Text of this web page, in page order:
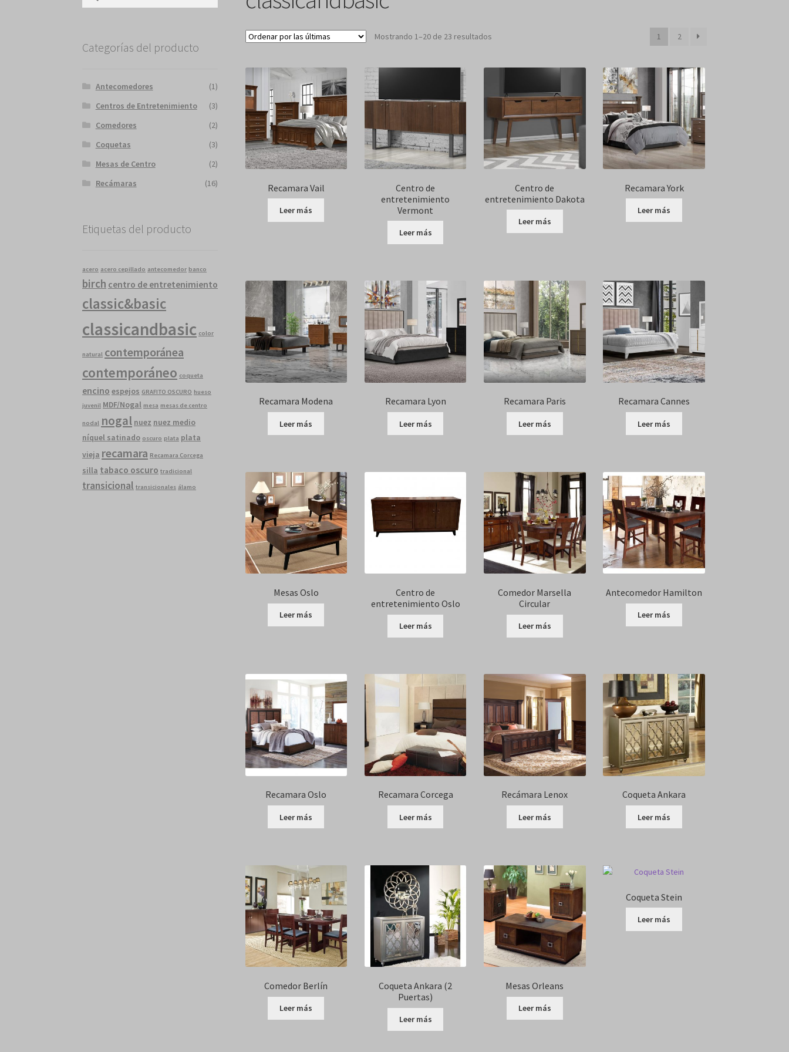
Mostrando 1–20 de 23 resultadosSorted
1 2
Recamara Vail
Leer más
Centro de
entretenimiento
Vermont
Leer más
Centro de
entretenimiento Dakota
Leer más
Recamara York
Leer más
Recamara Modena
Leer más
Recamara Lyon
Leer más
Recamara Paris
Leer más
Recamara Cannes
Leer más
Mesas Oslo
Leer más
Centro de
entretenimiento Oslo
Leer más
Comedor Marsella
Circular
Leer más
Antecomedor Hamilton
Leer más
Recamara Oslo
Leer más
Recamara Corcega
Leer más
Recámara Lenox
Leer más
Coqueta Ankara
Leer más
Comedor Berlín
Leer más
Coqueta Ankara (2
Puertas)
Leer más
Mesas Orleans
Leer más
Coqueta Stein
Leer más
Categorías del producto
Antecomedores
(1)
Centros de Entretenimiento
(3)
Comedores
(2)
Coquetas
(3)
Mesas de Centro
(2)
Recámaras
(16)
Etiquetas del producto
acero acero cepillado antecomedor banco
birch centro de entretenimiento
classic&basic
classicandbasic color
natural contemporánea
contemporáneo coqueta
encino espejos GRAFITO OSCURO hueso
juvenil MDF/Nogal mesa mesas de centro
nodal nogal nuez nuez medio
níquel satinado oscuro plata plata
vieja recamara Recamara Corcega
silla tabaco oscuro tradicional
transicional transicionales álamo